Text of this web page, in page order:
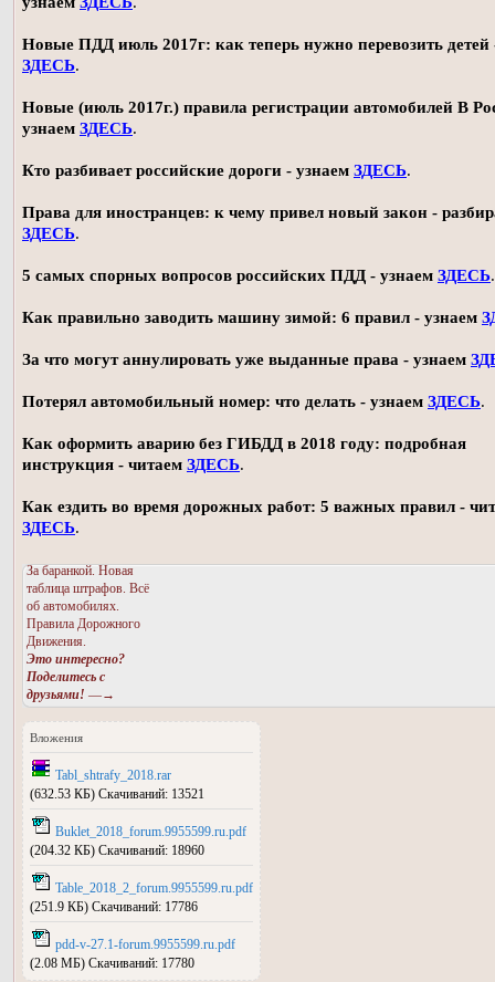
Новые ПДД июль 2017г: как теперь нужно перевозить детей
ЗДЕСЬ.
Новые (июль 2017г.) правила регистрации автомобилей В
узнаем ЗДЕСЬ.
Кто разбивает российские дороги - узнаем ЗДЕСЬ.
Права для иностранцев: к чему привел новый закон -
ЗДЕСЬ.
5 самых спорных вопросов российских ПДД - узнаем ЗДЕСЬ.
Как правильно заводить машину зимой: 6 правил - узнаем
За что могут аннулировать уже выданные права - узнаем
Потерял автомобильный номер: что делать - узнаем ЗДЕСЬ.
Как оформить аварию без ГИБДД в 2018 году: подробная
инструкция - читаем ЗДЕСЬ.
Как ездить во время дорожных работ: 5 важных правил -
ЗДЕСЬ.
За баранкой. Новая
таблица штрафов. Всё
об автомобилях.
Правила Дорожного
Движения.
Это интересно?
Поделитесь с
друзьями! —→
Вложения
Tabl_shtrafy_2018.rar
(632.53 КБ) Скачиваний: 13521
Buklet_2018_forum.9955599.ru.pdf
(204.32 КБ) Скачиваний: 18960
Table_2018_2_forum.9955599.ru.pdf
(251.9 КБ) Скачиваний: 17786
pdd-v-27.1-forum.9955599.ru.pdf
(2.08 МБ) Скачиваний: 17780